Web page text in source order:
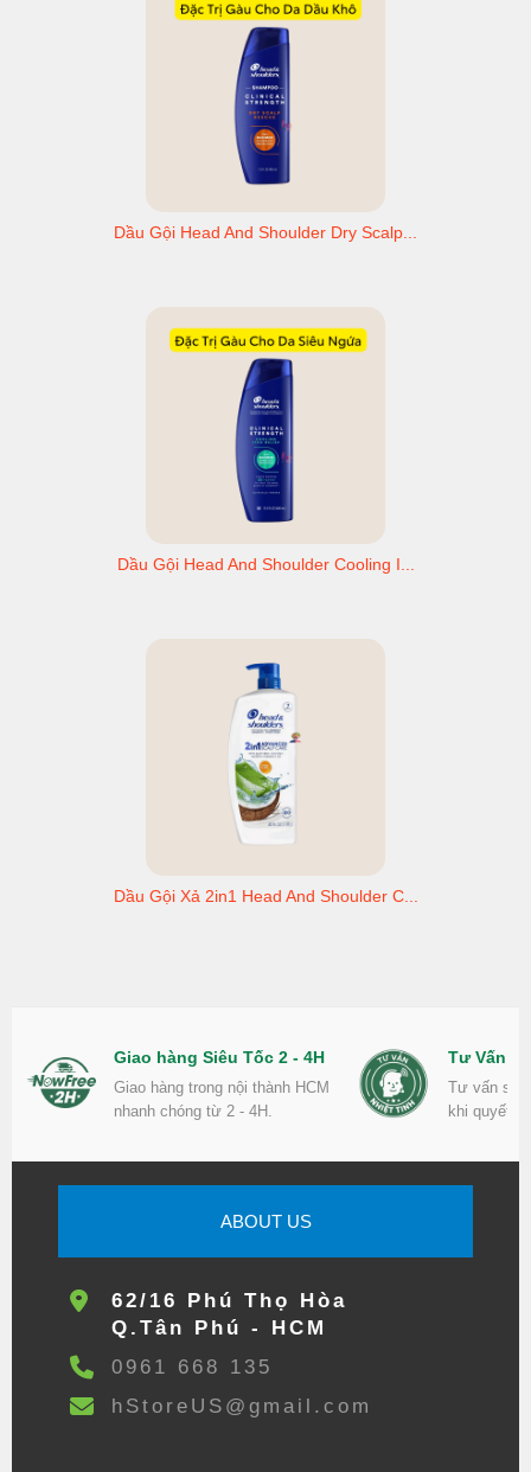
Dầu Gội Head And Shoulder Dry Scalp...
Dầu Gội Head And Shoulder Cooling I...
Dầu Gội Xả 2in1 Head And Shoulder C...
Giao hàng Siêu Tốc 2 - 4H
Giao hàng trong nội thành HCM
nhanh chóng từ 2 - 4H.
Tư Vấn
Tư vấn
khi quyết
ABOUT US
62/16 Phú Thọ Hòa
Q.Tân Phú - HCM
0961 668 135
hStoreUS@gmail.com